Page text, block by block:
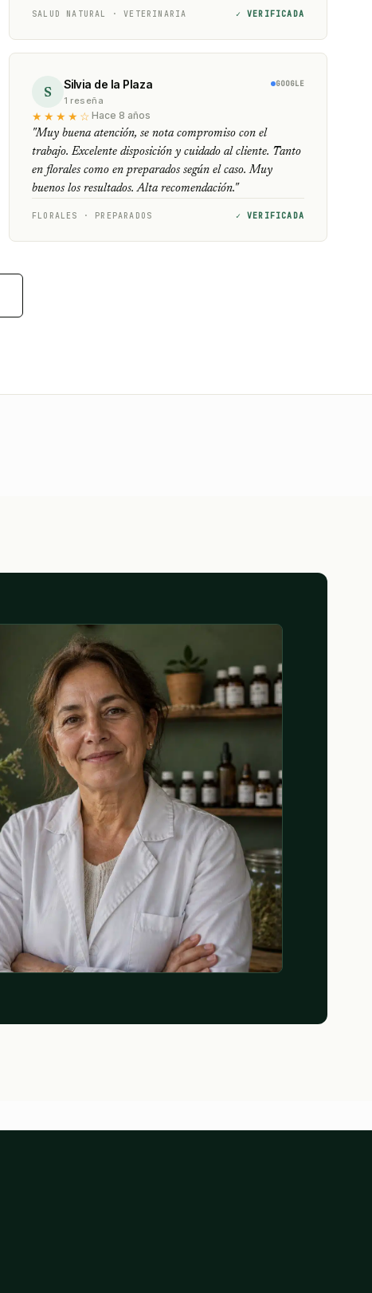
SALUD NATURAL · VETERINARIA ✓ VERIFICADA
S Silvia de la Plaza
1 reseña
GOOGLE
★★★★☆ Hace 8 años
"Muy buena atención, se nota compromiso con el
trabajo. Excelente disposición y cuidado al cliente. Tanto
en florales como en preparados según el caso. Muy
buenos los resultados. Alta recomendación."
FLORALES · PREPARADOS ✓ VERIFICADA